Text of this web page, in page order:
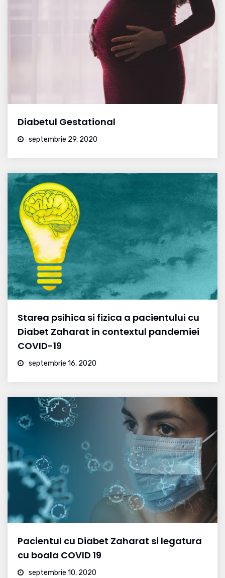
Diabetul Gestational
septembrie 29, 2020
Starea psihica si fizica a pacientului cu
Diabet Zaharat in contextul pandemiei
COVID-19
septembrie 16, 2020
Pacientul cu Diabet Zaharat si legatura
cu boala COVID 19
septembrie 10, 2020